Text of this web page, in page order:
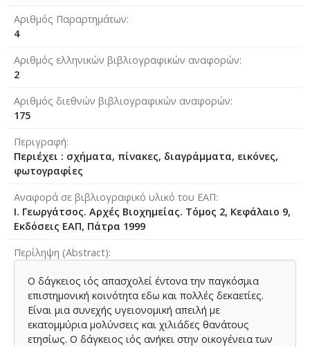
Αριθμός Παραρτημάτων
4
Αριθμός ελληνικών βιβλιογραφικών αναφορών
2
Αριθμός διεθνών βιβλιογραφικών αναφορών
175
Περιγραφή
Περιέχει : σχήματα, πίνακες, διαγράμματα, εικόνες,
φωτογραφίες
Αναφορά σε βιβλιογραφικό υλικό του ΕΑΠ
Ι. Γεωργάτσος. Αρχές Βιοχημείας. Τόμος 2, Κεφάλαιο 9,
Εκδόσεις ΕΑΠ, Πάτρα 1999
Περίληψη (Abstract)
Ο δάγκειος ιός απασχολεί έντονα την παγκόσμια
επιστημονική κοινότητα εδω και πολλές δεκαετίες.
Είναι μια συνεχής υγειονομική απειλή με
εκατομμύρια μολύνσεις και χιλιάδες θανάτους
ετησίως. Ο δάγκειος ιός ανήκει στην οικογένεια των